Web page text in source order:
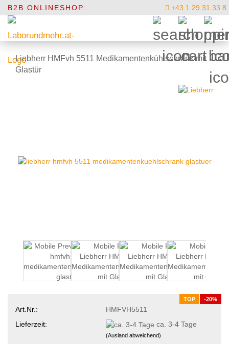
B2B ONLINESHOP: +43 1 29 31 33 8
Liebherr HMFvh 5511 Medikamentenkühlschrank mit
Glastür
TOP -20%
Art.Nr.:
HMFVH5511
Lieferzeit:
ca. 3-4 Tage
(Ausland abweichend)